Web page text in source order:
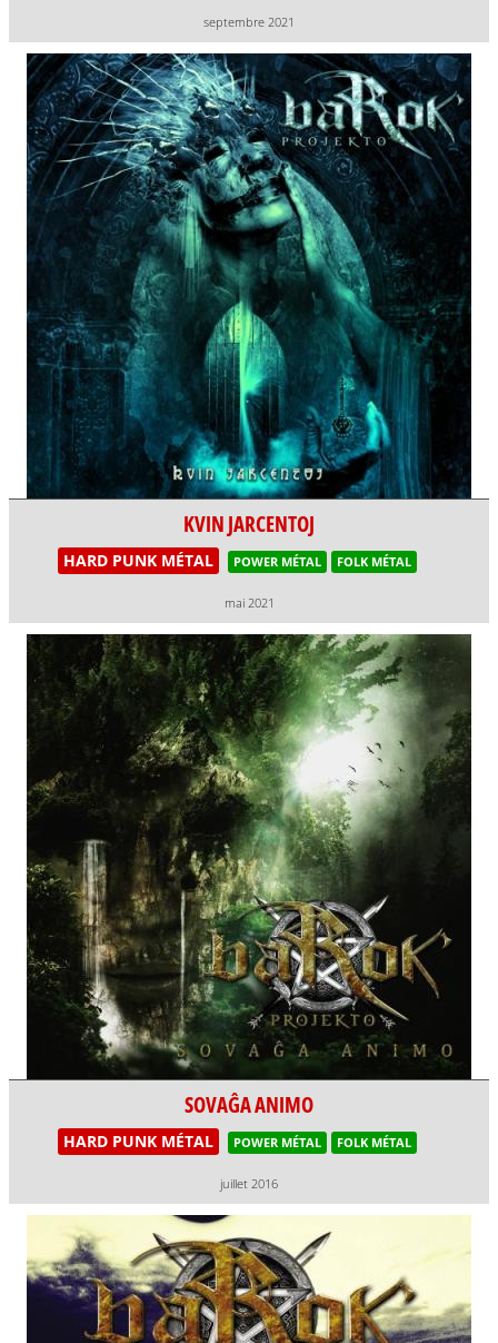
septembre 2021
KVIN JARCENTOJ
HARD PUNK MÉTAL POWER MÉTAL FOLK MÉTAL
mai 2021
SOVAĜA ANIMO
HARD PUNK MÉTAL POWER MÉTAL FOLK MÉTAL
juillet 2016